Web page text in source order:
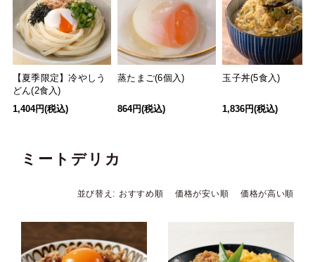
【夏季限定】冷やしう
どん(2食入)
1,404円(税込)
蒸たまご(6個入)
864円(税込)
玉子丼(5食入)
1,836円(税込)
ミートデリカ
並び替え おすすめ順 価格が安い順 価格が高い順